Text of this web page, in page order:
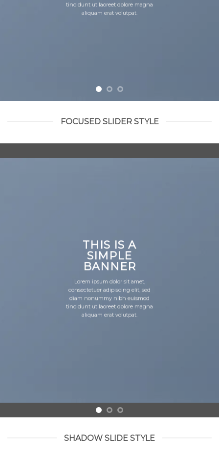
tincidunt ut laoreet dolore magna
aliquam erat volutpat.
FOCUSED SLIDER STYLE
THIS IS A
SIMPLE
BANNER
Lorem ipsum dolor sit amet,
consectetuer adipiscing elit, sed
diam nonummy nibh euismod
tincidunt ut laoreet dolore magna
aliquam erat volutpat.
SHADOW SLIDE STYLE